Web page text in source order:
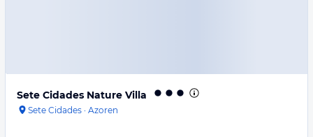
Sete Cidades Nature Villa
Sete Cidades · Azoren